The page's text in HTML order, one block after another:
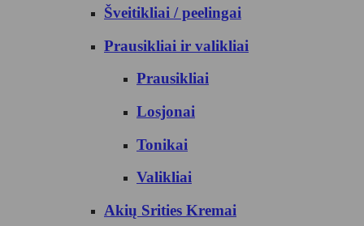
Šveitikliai / peelingai
Prausikliai ir valikliai
Prausikliai
Losjonai
Tonikai
Valikliai
Akių Srities Kremai